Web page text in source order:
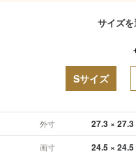
サイズ
Sサイズ
外寸 27.3 ×
画寸 24.5 ×